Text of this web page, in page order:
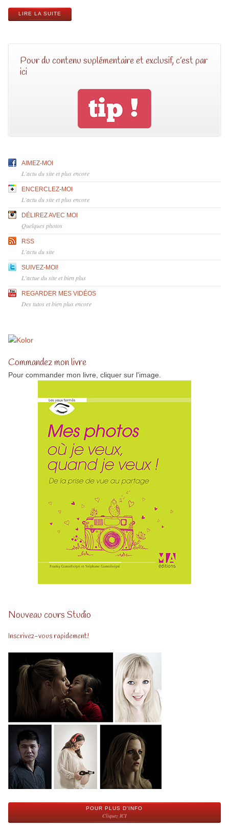
LIRE LA SUITE
Pour du contenu suplémentaire et exclusif, c’est par
ici
AIMEZ-MOI
L'actu du site et plus encore
ENCERCLEZ-MOI
L'actu du site et plus encore
DÉLIREZ AVEC MOI
Quelques photos
RSS
L'actu du site
SUIVEZ-MOI!
L'actue du site et bien plus
REGARDER MES VIDÉOS
Des tutos et bien plus encore
Commandez mon livre
Pour commander mon livre, cliquer sur l'image.
Nouveau cours Studio
Inscrivez-vous rapidement!
POUR PLUS D'INFO
Cliquez ICI